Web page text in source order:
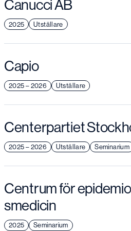
Canucci AB
2025 Utställare
Capio
2025 – 2026 Utställare
Centerpartiet
2025 – 2026 Utställare Seminarium
Centrum för
smedicin
2025 Seminarium